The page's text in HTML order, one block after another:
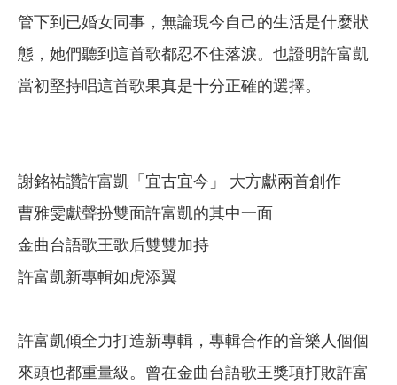
管下到已婚女同事，無論現今自己的生活是什麼狀
態，她們聽到這首歌都忍不住落淚。也證明許富凱
當初堅持唱這首歌果真是十分正確的選擇。
謝銘祐讚許富凱「宜古宜今」 大方獻兩首創作
曹雅雯獻聲扮雙面許富凱的其中一面
金曲台語歌王歌后雙雙加持
許富凱新專輯如虎添翼
許富凱傾全力打造新專輯，專輯合作的音樂人個個
來頭也都重量級。曾在金曲台語歌王獎項打敗許富